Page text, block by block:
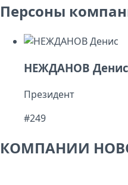
Персоны
НЕЖДАНОВ Денис
Президент
#249
КОМПАНИИ